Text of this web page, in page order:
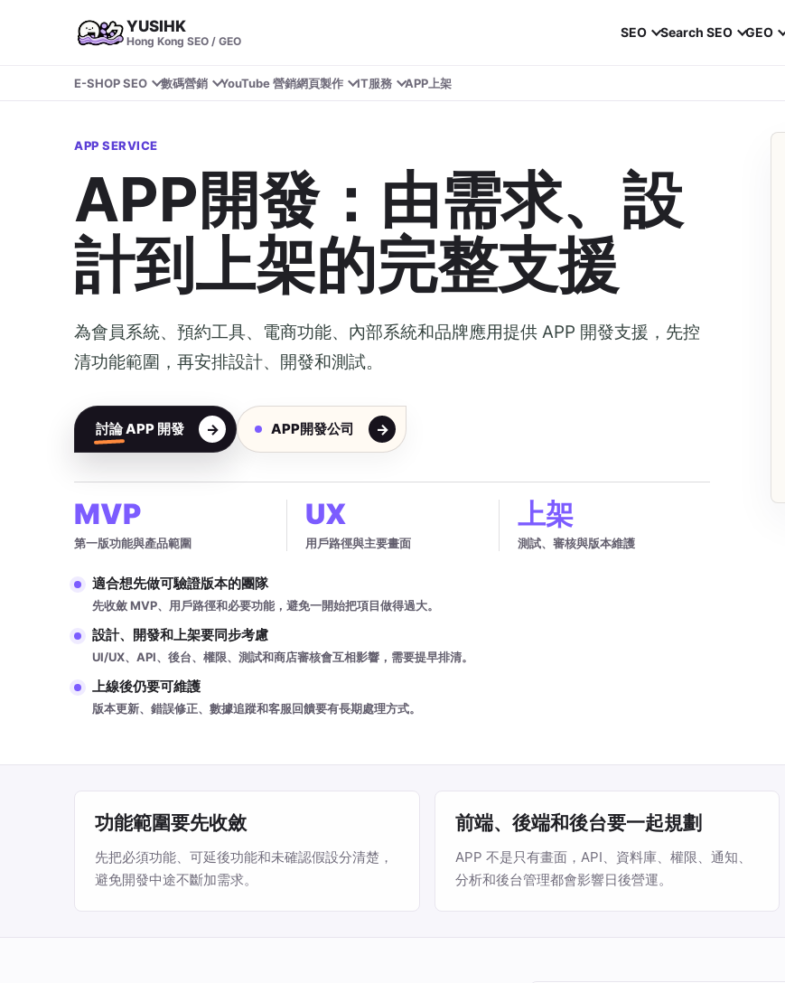
YUSIHK
Hong Kong SEO / GEO
SEO Search SEO GEO
E-SHOP SEO 數碼營銷 YouTube 營銷網頁製作 IT服務 APP上架
APP SERVICE
APP開發：由需求、設
計到上架的完整支援
為會員系統、預約工具、電商功能、內部系統和品牌應用提供 APP 開發支援，先控
清功能範圍，再安排設計、開發和測試。
討論 APP 開發 APP開發公司
MVP
第一版功能與產品範圍
UX
用戶路徑與主要畫面
上架
測試、審核與版本維護
適合想先做可驗證版本的團隊
先收斂 MVP、用戶路徑和必要功能，避免一開始把項目做得過大。
設計、開發和上架要同步考慮
UI/UX、API、後台、權限、測試和商店審核會互相影響，需要提早排清。
上線後仍要可維護
版本更新、錯誤修正、數據追蹤和客服回饋要有長期處理方式。
功能範圍要先收斂
先把必須功能、可延後功能和未確認假設分清楚，
避免開發中途不斷加需求。
前端、後端和後台要一起規劃
APP 不是只有畫面，API、資料庫、權限、通知、
分析和後台管理都會影響日後營運。